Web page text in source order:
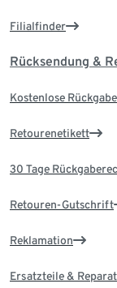
Filialfinder
Rücksendung &
Kostenlose
Retourenetikett
30 Tage
Retouren-Gutschrift
Reklamation
Ersatzteile &